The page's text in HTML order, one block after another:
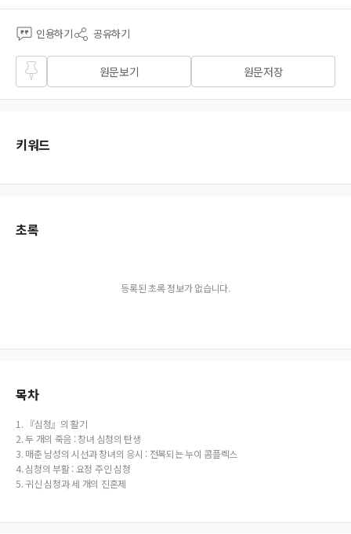
인용하기 공유하기
즐겨
찾기
원문보기 원문저장
키워드
초록
등록된 초록 정보가 없습니다.
목차
1. 『심청』의 활기
2. 두 개의 죽음 : 창녀 심청의 탄생
3. 매춘 남성의 시선과 창녀의 응시 : 전복되는 누이 콤플렉스
4. 심청의 부활 : 요정 주인 심청
5. 귀신 심청과 세 개의 진혼제